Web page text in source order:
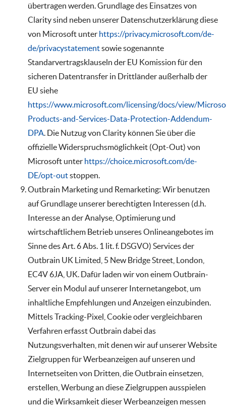
übertragen werden. Grundlage des Einsatzes von
Clarity sind neben unserer Datenschutzerklärung diese
von Microsoft unter https://privacy.microsoft.com/de-
de/privacystatementsowie sogenannte
Standarvertragsklauseln der EU Komission für den
sicheren Datentransfer in Drittländer außerhalb der
EU siehe
https://www.microsoft.com/licensing/docs/view/
Products-and-Services-Data-Protection-Addendum-
DPA. Die Nutzug von Clarity können Sie über die
offizielle Widerspruchsmöglichkeit (Opt-Out) von
Microsoft unter https://choice.microsoft.com/de-
DE/opt-outstoppen.
Outbrain Marketing und Remarketing: Wir benutzen
auf Grundlage unserer berechtigten Interessen (d.h.
Interesse an der Analyse, Optimierung und
wirtschaftlichem Betrieb unseres Onlineangebotes im
Sinne des Art. 6 Abs. 1 lit. f. DSGVO) Services der
Outbrain UK Limited, 5 New Bridge Street, London,
EC4V 6JA, UK. Dafür laden wir von einem Outbrain-
Server ein Modul auf unserer Internetangebot, um
inhaltliche Empfehlungen und Anzeigen einzubinden.
Mittels Tracking-Pixel, Cookie oder vergleichbaren
Verfahren erfasst Outbrain dabei das
Nutzungsverhalten, mit denen wir auf unserer Website
Zielgruppen für Werbeanzeigen auf unseren und
Internetseiten von Dritten, die Outbrain einsetzen,
erstellen, Werbung an diese Zielgruppen ausspielen
und die Wirksamkeit dieser Werbeanzeigen messen